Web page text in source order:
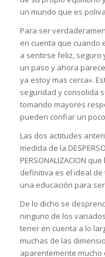
un mundo que es
Para ser
en cuenta que cuando
a sentirse feliz, seguro
un paso y ahora
ya estoy mas cerca».
seguridad y consolida
tomando mayores
pueden confiar un
Las dos actitudes
medida de la
PERSONALIZACION
definitiva es el ideal
una educación para
De lo dicho se
ninguno de los
tener en cuenta a lo
muchas de las
aparentemente mucho